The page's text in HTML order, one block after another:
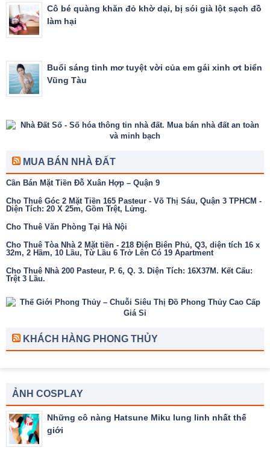
Cô bé quàng khăn đỏ khờ dại, bị sói già lột sạch đồ
làm hại
Buổi sáng tinh mơ tuyệt vời của em gái xinh ơt biển
Vũng Tàu
MUA BÁN NHÀ ĐẤT
Cần Bán Mặt Tiền Đỗ Xuân Hợp – Quận 9
Cho Thuê Góc 2 Mặt Tiền 165 Pasteur - Võ Thị Sáu, Quận 3 TPHCM -
Diện Tích: 20 X 25m, Gồm Trệt, Lửng.
Cho Thuê Văn Phòng Tại Hà Nội
Cho Thuê Tòa Nhà 2 Mặt tiền - 218 Điện Biên Phủ, Q3, diện tích 16 x
32m, 2 Hầm, 10 Lầu, Từ Lầu 6 Trở Lên Có 19 Apartment
Cho Thuê Nhà 200 Pasteur, P. 6, Q. 3. Diện Tích: 16X37M. Kết Cấu:
Trệt 3 Lầu.
KHÁCH HÀNG PHONG THỦY
ẢNH COSPLAY
Những cô nàng Hatsune Miku lung linh nhất thế
giới